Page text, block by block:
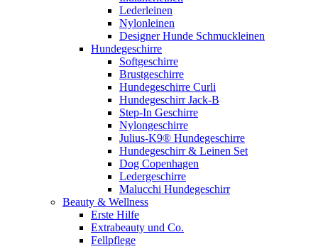
Lederleinen
Nylonleinen
Designer Hunde Schmuckleinen
Hundegeschirre
Softgeschirre
Brustgeschirre
Hundegeschirre Curli
Hundegeschirr Jack-B
Step-In Geschirre
Nylongeschirre
Julius-K9® Hundegeschirre
Hundegeschirr & Leinen Set
Dog Copenhagen
Ledergeschirre
Malucchi Hundegeschirr
Beauty & Wellness
Erste Hilfe
Extrabeauty und Co.
Fellpflege